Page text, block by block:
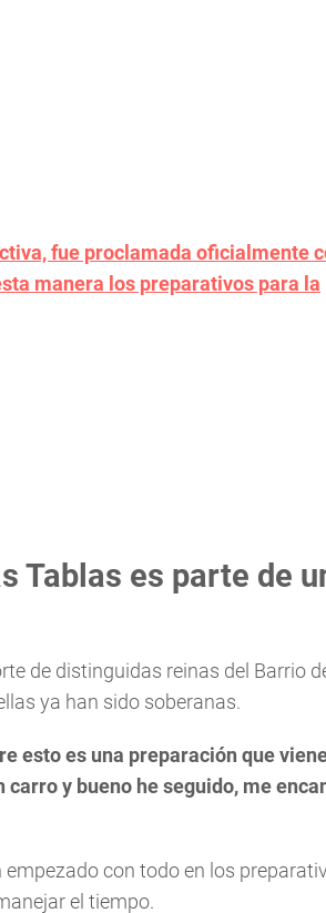
fue proclamada oficialmente
manera los preparativos para la
Tablas es parte de
de distinguidas reinas del Barrio
ya han sido soberanas.
esto es una preparación que
y bueno he seguido, me
con todo en los
el tiempo.